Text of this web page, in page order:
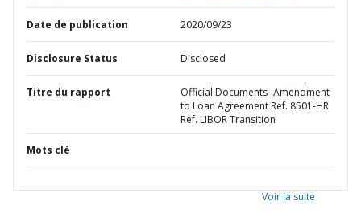
Date de publication 2020/09/23
Disclosure Status Disclosed
Titre du rapport
Official Documents- Amendment
to Loan Agreement Ref. 8501-HR
Ref. LIBOR Transition
Mots clé
Voir la suite